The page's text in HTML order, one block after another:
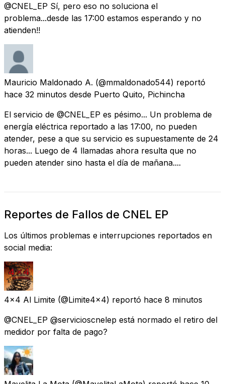
@CNEL_EP Sí, pero eso no soluciona el
problema...desde las 17:00 estamos esperando y no
atienden!!
Mauricio Maldonado A. (@mmaldonado544) reportó
hace 32 minutos desde Puerto Quito, Pichincha
El servicio de @CNEL_EP es pésimo... Un problema de
energía eléctrica reportado a las 17:00, no pueden
atender, pese a que su servicio es supuestamente de 24
horas... Luego de 4 llamadas ahora resulta que no
pueden atender sino hasta el día de mañana....
Reportes de Fallos de CNEL EP
Los últimos problemas e interrupciones reportados en
social media:
4x4 Al Limite (@Limite4x4) reportó hace 8 minutos
@CNEL_EP @servicioscnelep está normado el retiro del
medidor por falta de pago?